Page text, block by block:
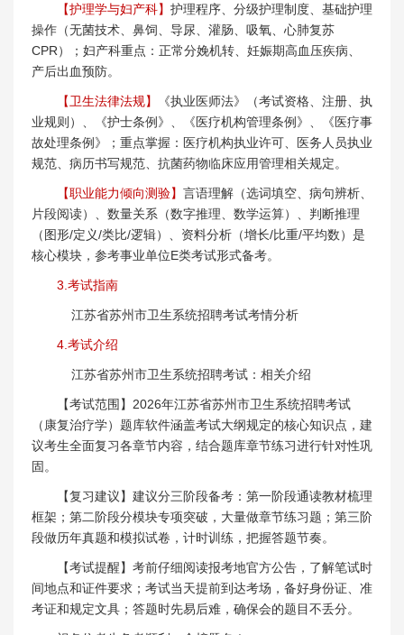
【护理学与妇产科】 护理程序、分级护理制度、基础护理
操作（无菌技术、鼻饲、导尿、灌肠、吸氧、心肺复苏
CPR）；妇产科重点：正常分娩机转、妊娠期高血压疾病、
产后出血预防。
【卫生法律法规】
《执业医师法》（考试资格、注册、执
业规则）、《护士条例》、《医疗机构管理条例》、《医疗事
故处理条例》；重点掌握：医疗机构执业许可、医务人员执业
规范、病历书写规范、抗菌药物临床应用管理相关规定。
【职业能力倾向测验】 言语理解（选词填空、病句辨析、
片段阅读）、数量关系（数字推理、数学运算）、判断推理
（图形/定义/类比/逻辑）、资料分析（增长/比重/平均数）是
核心模块，参考事业单位E类考试形式备考。
3.考试指南
江苏省苏州市卫生系统招聘考试考情分析
4.考试介绍
江苏省苏州市卫生系统招聘考试：相关介绍
【考试范围】2026年江苏省苏州市卫生系统招聘考试
（康复治疗学）题库软件涵盖考试大纲规定的核心知识点，建
议考生全面复习各章节内容，结合题库章节练习进行针对性巩
固。
【复习建议】建议分三阶段备考：第一阶段通读教材梳理
框架；第二阶段分模块专项突破，大量做章节练习题；第三阶
段做历年真题和模拟试卷，计时训练，把握答题节奏。
【考试提醒】考前仔细阅读报考地官方公告，了解笔试时
间地点和证件要求；考试当天提前到达考场，备好身份证、准
考证和规定文具；答题时先易后难，确保会的题目不丢分。